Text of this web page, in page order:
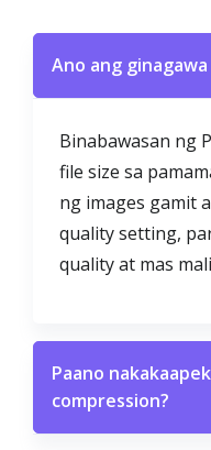
Ano ang
Binabawasan ng
file size sa
ng images gamit
quality setting,
quality at mas
Paano
compression?